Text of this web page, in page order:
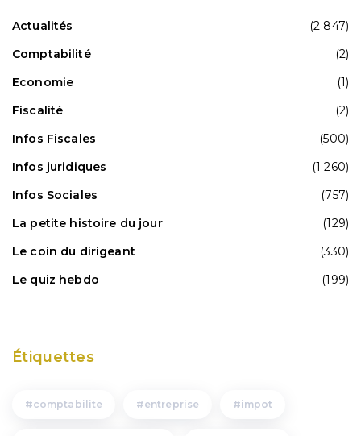
Actualités
(2 847)
Comptabilité
(2)
Economie
(1)
Fiscalité
(2)
Infos Fiscales
(500)
Infos juridiques
(1 260)
Infos Sociales
(757)
La petite histoire du jour
(129)
Le coin du dirigeant
(330)
Le quiz hebdo
(199)
Étiquettes
comptabilite entreprise impot